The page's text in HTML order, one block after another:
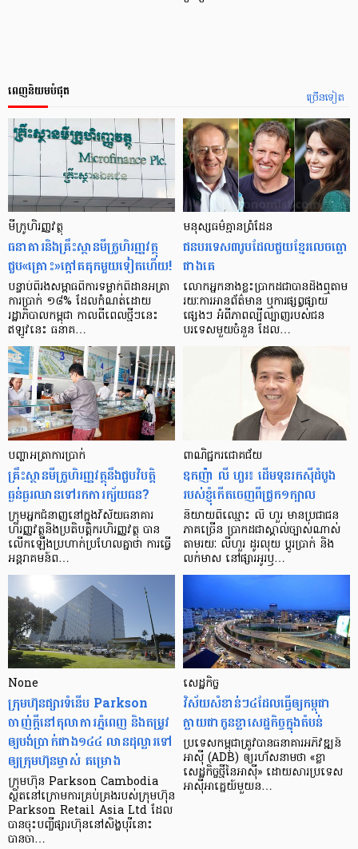
ច្រើនទៀត
ពេញនិយមបំផុត
មីក្រូ​ហិរញ្ញវត្ថុ
ធនាគារ​និង​គ្រឹះស្ថាន​មីក្រូ​ហិរញ្ញវត្ថុ​
ជួប«គ្រោះ»ក្តៅ​គគុក​មួយ​ទៀត​ហើយ!
បន្ទាប់​ពី​រង​សម្ពាធ​​ពី​ការ​ទម្លាក់​ពិដាន​អត្រា​
ការ​ប្រាក់ ១៨​% ដែល​កំណត់​ដោយ​
រដ្ឋាភិបាល​កម្ពុជា កាល​ពី​ពេល​ថ្មីៗ​នេះ
ឥឡូវ​នេះ ធនាគ…
មនុស្ស​ធម៌​គ្មាន​ព្រំដែន
ជន​បរទេស​៣​រូប​ដែល​ជួយ​ខ្មែរ​លេច​ធ្លោ​
ជាង​គេ
លោកអ្នក​នាង​ខ្លះ​ប្រាកដ​ជា​បាន​​ដឹង​ឮ​តាម​
រយៈ​ការ​អាន​ព័ត៌មាន ឬ​ការ​ផ្សព្វផ្សាយ​
ផ្សេងៗ អំពី​ភាព​ល្បីល្បាញ​របស់​ជន​
បរទេស​មួយ​ចំនួន ដែល…
បញ្ហា​អត្រា​ការប្រាក់
គ្រឹះស្ថាន​មីក្រូ​ហិរញ្ញវត្ថុ​នឹង​ជួប​វិបត្តិ​
ធ្ងន់ធ្ងរ​ឈាន​ទៅ​រក​ការ​ក្ស័យធន?
ក្រុម​អ្នក​ជំនាញ​នៅ​ក្នុង​វិស័យ​ធនាគារ
ហិរញ្ញវត្ថុ​និង​ប្រតិបត្តិករ​ហិរញ្ញ​វត្ថុ បាន​​
លើក​ឡើង​ប្រហាក់​ប្រហែល​គ្នា​ថា ការ​ធ្វើ​
អន្តរាគមន៍​ព…
ពាណិជ្ជករជោគជ័យ
ឧកញ៉ា លី ហួរ៖ ដើមទុនរកស៊ីដំបូង
របស់ខ្ញុំកើតចេញពីជ្រូក១ក្បាល
និយាយ​ពី​ឈ្មោះ លី ហួរ មាន​ប្រជាជន​
ភាគ​ច្រើន ប្រាកដ​ជា​ស្គាល់​ច្បាស់​ណាស់
តាមរយៈ លីហួរ ដូរ​លុយ ប្តូរ​បា្រក់ និង​
លក់​មាស នៅ​ផ្សារ​អូរ​ឫ…
None
ក្រុមហ៊ុនផ្សារទំនើប Parkson
ចាញ់ក្ដីនៅតុលាការភ្នំពេញ និងតម្រូវ
ឲ្យបង់ប្រាក់ជាង១៤៤ លានដុល្លារទៅ
ឲ្យក្រុមហ៊ុនម្ចាស់ គម្រោង
ក្រុមហ៊ុន Parkson Cambodia
ស្ថិតនៅក្រោមការគ្រប់គ្រងរបស់ក្រុមហ៊ុន
Parkson Retail Asia Ltd ដែល
បានចុះបញ្ចីផ្សារហ៊ុននៅសិង្ហបុរីនោះ
បានចា…
សេដ្ឋកិច្ច​
វិស័យ​សំខាន់ៗ​៤​ដែល​ធ្វើ​ឲ្យ​កម្ពុជា​
ក្លាយ​ជា​កូន​ខ្លា​សេដ្ឋកិច្ច​ក្នុង​តំបន់
ប្រទេស​កម្ពុជា​ត្រូវ​បាន​ធនាគារ​អភិវឌ្ឍន៍​
អាស៊ី (ADB) ឲ្យ​រហ័ស​នាមថា «ខ្លា​
សេដ្ឋកិច្ច​ថ្មី​នៃ​អាស៊ី» ដោយសារ​ប្រទេស​
អាស៊ី​អាគ្នេយ៍​មួយ​ន…